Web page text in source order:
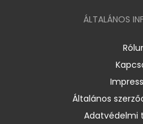
ÁLTALÁNOS
Általános
Adatvédelmi